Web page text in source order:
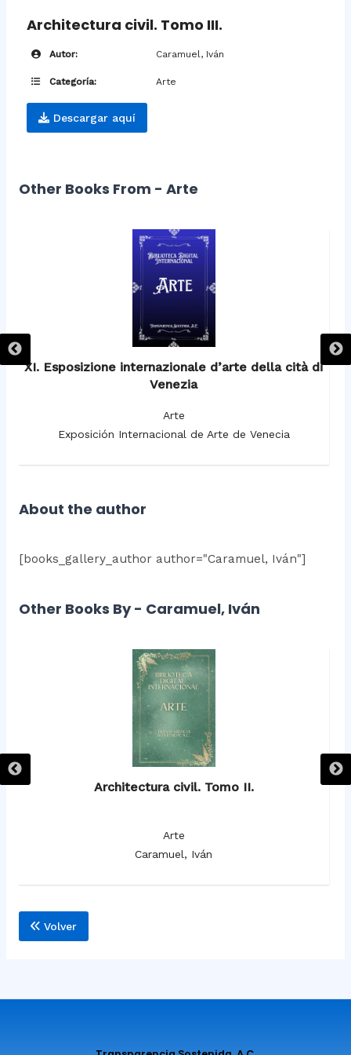
Architectura civil. Tomo III.
Autor: Caramuel, Iván
Categoría: Arte
Descargar aquí
Other Books From - Arte
XI. Esposizione internazionale d’arte della cità di
Venezia
Arte
Exposición Internacional de Arte de Venecia
About the author
[books_gallery_author author="Caramuel, Iván"]
Other Books By - Caramuel, Iván
Architectura civil. Tomo II.
Arte
Caramuel, Iván
Volver